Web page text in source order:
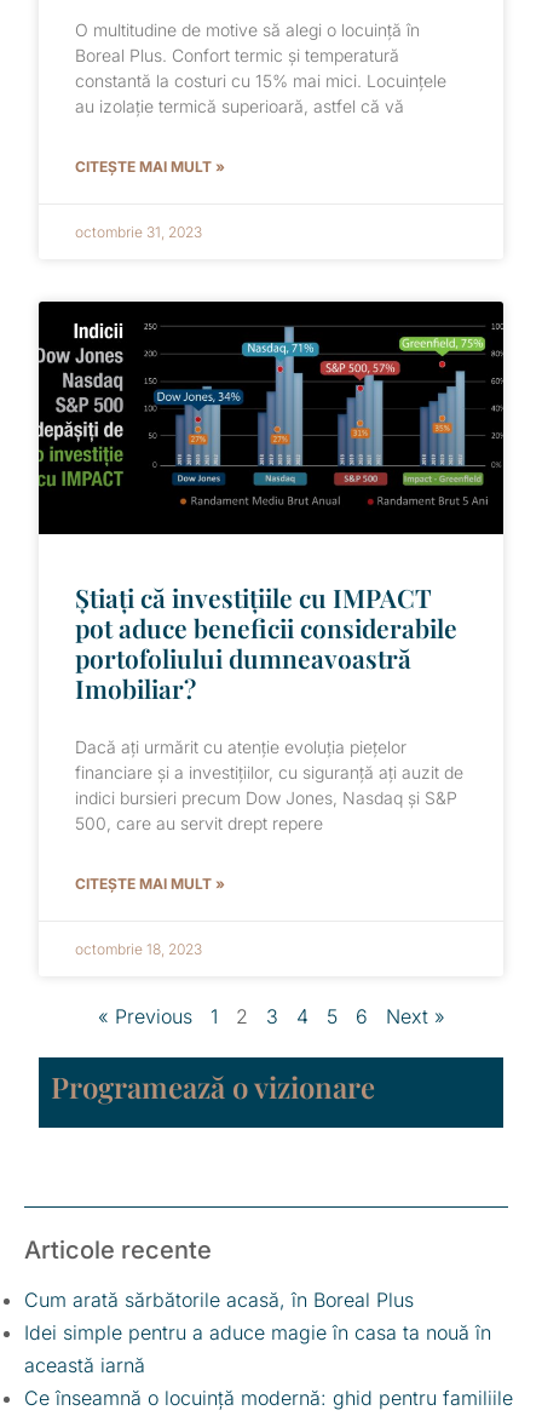
O multitudine de motive să alegi o locuință în
Boreal Plus. Confort termic și temperatură
constantă la costuri cu 15% mai mici. Locuințele
au izolație termică superioară, astfel că vă
CITEȘTE MAI MULT »
octombrie 31, 2023
Știați că investițiile cu IMPACT
pot aduce beneficii considerabile
portofoliului dumneavoastră
Imobiliar?
Dacă ați urmărit cu atenție evoluția piețelor
financiare și a investițiilor, cu siguranță ați auzit de
indici bursieri precum Dow Jones, Nasdaq și S&P
500, care au servit drept repere
CITEȘTE MAI MULT »
octombrie 18, 2023
« Previous 1 2 3 4 5 6 Next »
Programează o vizionare
Articole recente
Cum arată sărbătorile acasă, în Boreal Plus
Idei simple pentru a aduce magie în casa ta nouă în
această iarnă
Ce înseamnă o locuință modernă: ghid pentru familiile